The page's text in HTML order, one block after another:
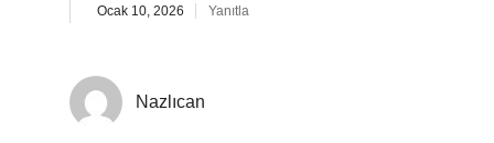
Ocak 10, 2026 Yanıtla
Nazlıcan